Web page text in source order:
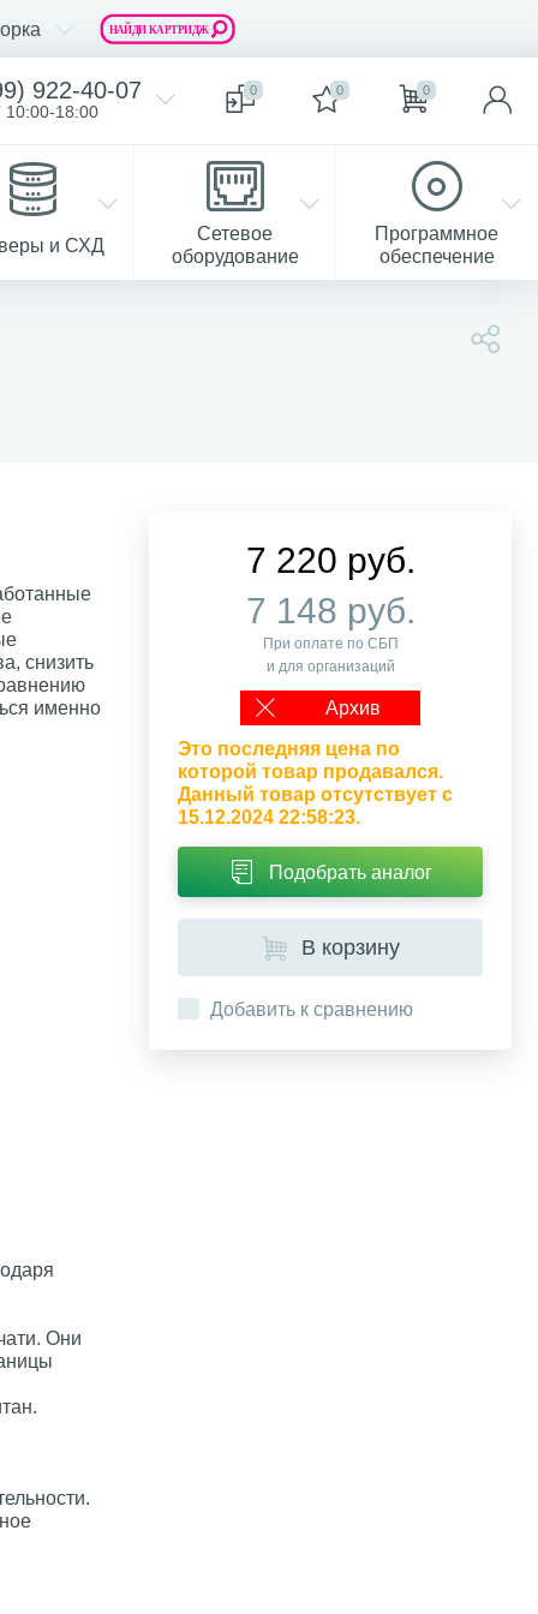
922-40-07
18:00
0 0 0
и СХД
Сетевое
оборудование
Программное
обеспечение
снизить
именно
Они
7 220 руб.
7 148 руб.
При оплате по СБП
и для организаций
Архив
Это последняя цена по
которой товар продавался.
Данный товар отсутствует с
15.12.2024 22:58:23.
Подобрать аналог
В корзину
Добавить к сравнению